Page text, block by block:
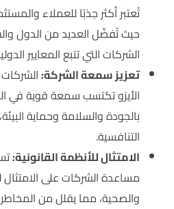
تُعتبر أكثر جذبًا للعملاء
حيث تُفضّل العديد من الدول
الشركات التي تتبع المعايير
تعزيز سمعة الشركة:
الأيزو تكتسب سمعة قوية في
بالجودة والسلامة وحماية
التنافسية.
الامتثال للأنظمة القانونية:
مساعدة الشركات على الامتثال
والصحية، مما يقلل من المخاطر